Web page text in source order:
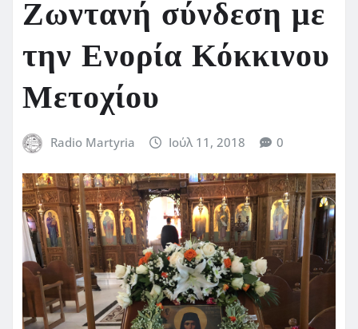
Ζωντανή σύνδεση με
την Ενορία Κόκκινου
Μετοχίου
Radio Martyria Ιούλ 11, 2018 0